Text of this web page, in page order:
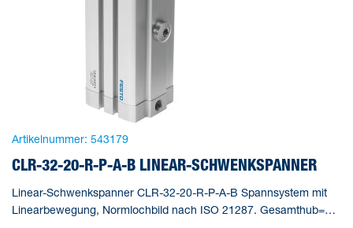
Artikelnummer: 543179
CLR-32-20-R-P-A-B LINEAR-SCHWENKSPANNER
Linear-Schwenkspanner CLR-32-20-R-P-A-B Spannsystem mit
Linearbewegung, Normlochbild nach ISO 21287. Gesamthub=38